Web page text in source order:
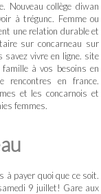
Nouveau collège diwan
à trégunc. Femme ou
une relation durable et
sur concarneau sur
savez vivre en ligne. site
à vos besoins en
rencontres en france.
et les concarnois et
femmes.
à payer quoi que ce soit.
9 juillet! Gare aux